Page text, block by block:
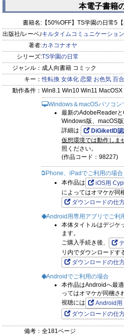
『第19話 天聖祭1 この学園の裏側へ
『第20話 天聖祭2 僕らが女子にな
『最終話 そして日常は続く』
prev
本電子書籍
書籍名: 【50%OFF】TS学園の日常5
出版社/レーベル:キルタイムコミュニケーション
著者:カネコナオヤ
シリーズ:TS学園の日常
ジャンル： 成人向書籍 コミック
キー：性転換 女体化 恋愛 お色気 百合
動作条件： Win8.1 Win10 Win11 MacOSX
Windows＆macOSパソコン
最新のAdobeReader
Windows版、macOS
詳細は
DiGiketID
仮想環境では動作しま
照ください。
(作品コード：98227)
iPhone、iPadでご利用の場合
本作品は
iOS用
によってはオマケが同
ダウンロードの仕
Android用専用アプリでご利
本体タイトルはデジケ
ます。
ご購入手続き後、
リ内でダウンロードす
ダウンロードの仕
Androidでご利用の場合
本作品はAndroidへ最
ってはオマケが同梱さ
視聴には
Android用
ダウンロードの仕
備考： 全181ページ